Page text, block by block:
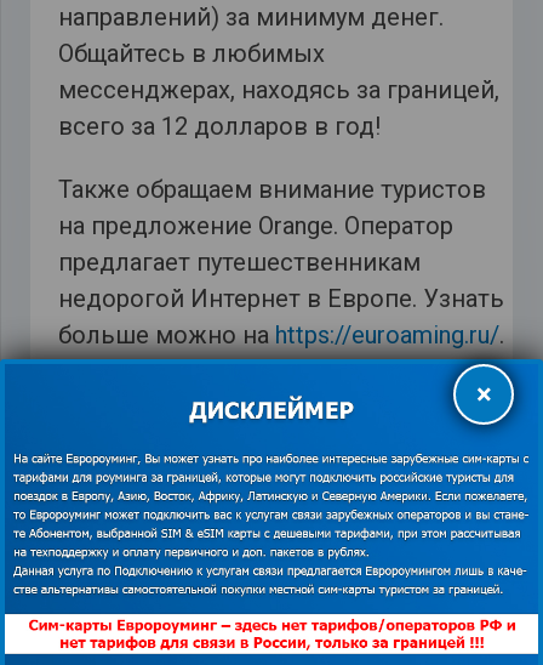
направлений) за минимум денег.
Общайтесь в любимых
мессенджерах, находясь за границей,
всего за 12 долларов в год!
Также обращаем внимание туристов
на предложение Orange. Оператор
предлагает путешественникам
недорогой Интернет в Европе. Узнать
больше можно наhttps://euroaming.ru/.
Smart Passport,TravelChat,Vodafone,вред от Wi-
Fi,Недорогой Интернет в Европе,роуминг за
границей
×